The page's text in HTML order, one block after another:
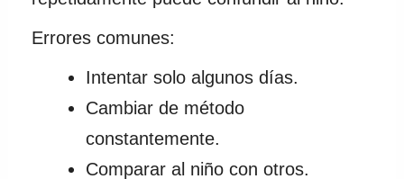
Errores comunes:
Intentar solo algunos días.
Cambiar de método
constantemente.
Comparar al niño con otros.